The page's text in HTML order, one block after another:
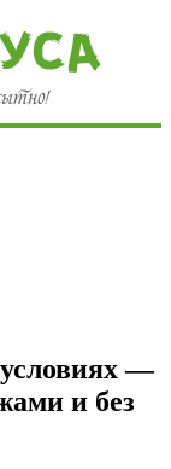
—
и без